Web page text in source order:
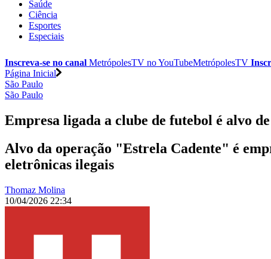
Saúde
Ciência
Esportes
Especiais
Inscreva-se no canal MetrópolesTV noYouTubeMetrópolesTV
Página Inicial
São Paulo
São Paulo
Empresa ligada a clube de futebol é alvo
Alvo da operação "Estrela Cadente" é
eletrônicas ilegais
Thomaz Molina
10/04/2026 22:34